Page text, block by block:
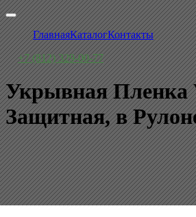
ГлавнаяКаталогКонтакты
+7 (812) 329-00-77
Укрывная Пленка
Защитная, в